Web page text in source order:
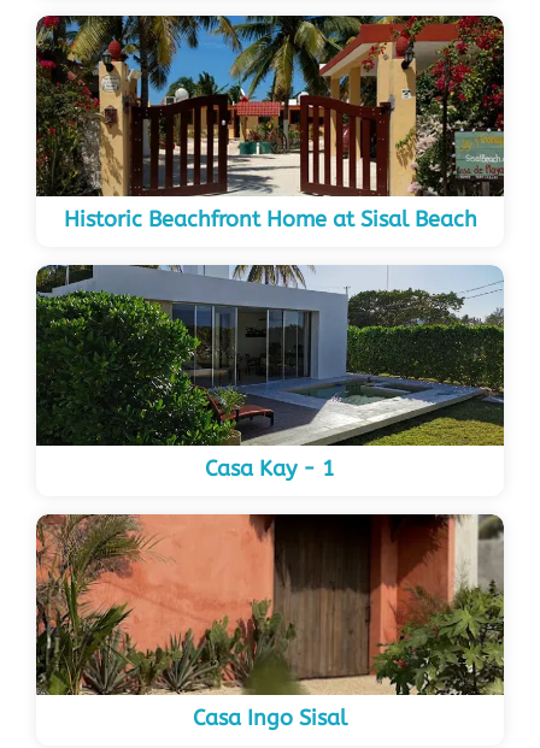
Historic Beachfront Home at Sisal Beach
Casa Kay - 1
Casa Ingo Sisal